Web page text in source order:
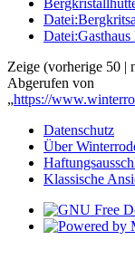
Zeige (vorherige 50 |
Abgerufen von
„https://
Datenschutz
Über
Klassische